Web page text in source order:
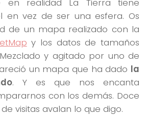
en realidad La Tierra tiene
vez de ser una esfera. Os
de un mapa realizado con la
y los datos de tamaños
y agitado por uno de
un mapa que ha dado la
. Y es que nos encanta
con los demás. Doce
visitas avalan lo que digo.